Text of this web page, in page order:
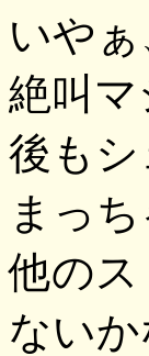
いや
絶叫
後も
まっ
他の
ないか